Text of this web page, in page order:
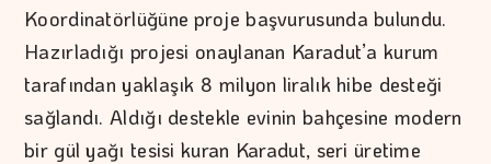
Koordinatörlüğüne proje başvurusunda bulundu.
Hazırladığı projesi onaylanan Karadut’a kurum
tarafından yaklaşık 8 milyon liralık hibe desteği
sağlandı. Aldığı destekle evinin bahçesine modern
bir gül yağı tesisi kuran Karadut, seri üretime